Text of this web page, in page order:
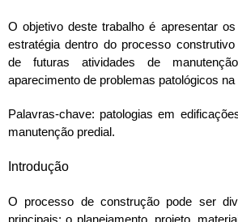
O objetivo deste trabalho é apresentar
estratégia dentro do processo
de futuras atividades de
aparecimento de problemas patológicos na
Palavras-chave: patologias em
manutenção predial.
Introdução
O processo de construção pode ser
principais: o planejamento, projeto,